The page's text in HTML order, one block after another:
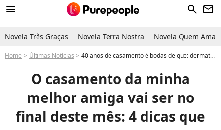
menu search newsletter
Novela Três Graças Novela Terra Nostra Novela Quem Ama
Home Últimas Notícias 40 anos de casamento é bodas de que: dermatologista me contou como melhorar a pele para esse evento
O casamento da minha
melhor amiga vai ser no
final deste mês: 4 dicas que